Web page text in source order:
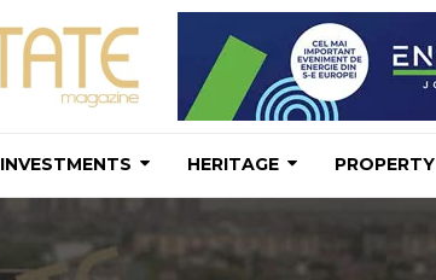
INVESTMENTS HERITAGE PROPERTY